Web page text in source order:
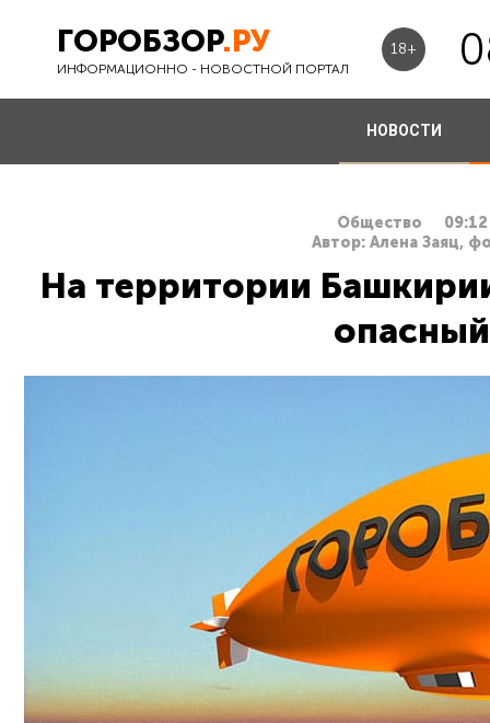
ГОРОБЗОР.РУ
ИНФОРМАЦИОННО - НОВОСТНОЙ ПОРТАЛ
18+
НОВОСТИ
Общество 09:12
Автор: Алена Заяц,
На территории